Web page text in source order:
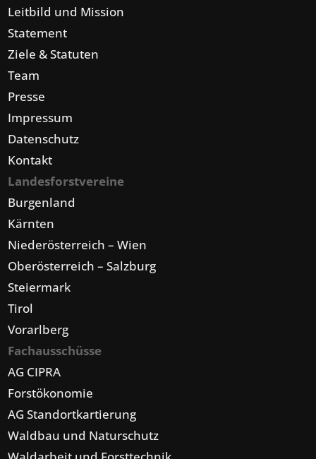
Leitbild und Mission
Statement
Ziele & Statuten
Team
Presse
Impressum
Datenschutz
Kontakt
Landesforstvereine
Burgenland
Kärnten
Niederösterreich – Wien
Oberösterreich – Salzburg
Steiermark
Tirol
Vorarlberg
Fachausschüsse
AG CIPRA
Forstökonomie
AG Standortkartierung
Waldbau und Naturschutz